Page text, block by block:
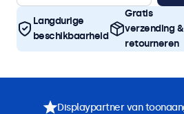
Langdurige
beschikbaarheid
Gratis
verzending &
retourneren
Displaypartner van